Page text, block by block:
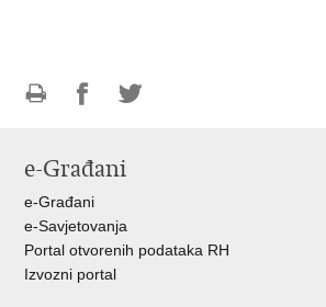
FacebookuTwitteru
e-Građani
e-Građani
e-Savjetovanja
Portal otvorenih podataka RH
Izvozni portal